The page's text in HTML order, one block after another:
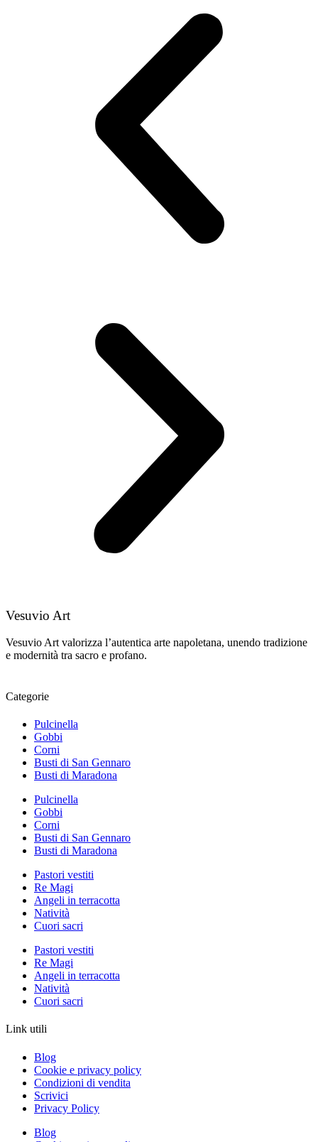
Vesuvio Art
Vesuvio Art valorizza l’autentica arte napoletana, unendo tradizione
e modernità tra sacro e profano.
Categorie
Pulcinella
Gobbi
Corni
Busti di San Gennaro
Busti di Maradona
Pulcinella
Gobbi
Corni
Busti di San Gennaro
Busti di Maradona
Pastori vestiti
Re Magi
Angeli in terracotta
Natività
Cuori sacri
Pastori vestiti
Re Magi
Angeli in terracotta
Natività
Cuori sacri
Link utili
Blog
Cookie e privacy policy
Condizioni di vendita
Scrivici
Privacy Policy
Blog